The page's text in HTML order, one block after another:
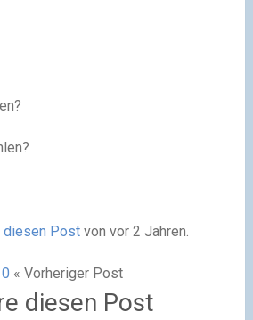
diesen Postvon vor 2 Jahren.
0 « Vorheriger Post
diesen Post